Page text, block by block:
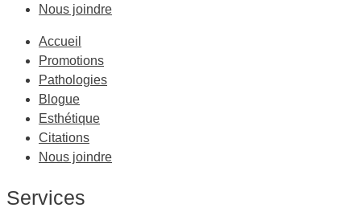
Nous joindre
Accueil
Promotions
Pathologies
Blogue
Esthétique
Citations
Nous joindre
Services